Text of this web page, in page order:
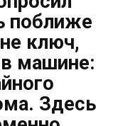
поближе
ключ,
машине:
Здесь